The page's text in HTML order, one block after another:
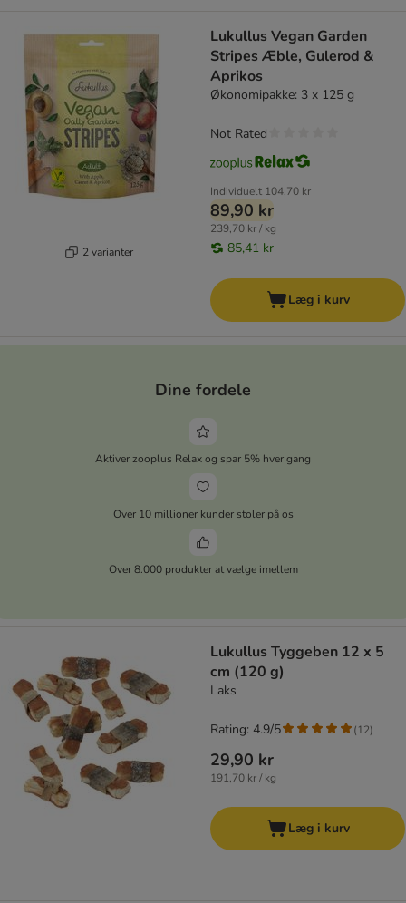
2 varianter
Lukullus Vegan Garden
Stripes Æble, Gulerod &
Aprikos
Økonomipakke: 3 x 125 g
Individuelt 104,70 kr
89,90 kr
239,70 kr / kg
85,41 kr
Not Rated
Læg i kurv
Dine fordele
Aktiver zooplus Relax og spar 5% hver gang
Over 10 millioner kunder stoler på os
Over 8.000 produkter at vælge imellem
Lukullus Tyggeben 12 x 5
cm (120 g)
Laks
29,90 kr
191,70 kr / kg
Rating: 4.9/5 (12)
Læg i kurv